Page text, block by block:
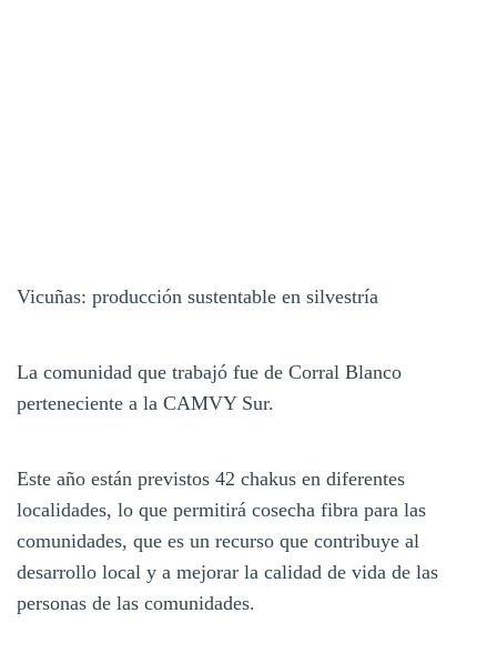
Vicuñas: producción sustentable en silvestría
La comunidad que trabajó fue de Corral Blanco
perteneciente a la CAMVY Sur.
Este año están previstos 42 chakus en diferentes
localidades, lo que permitirá cosecha fibra para las
comunidades, que es un recurso que contribuye al
desarrollo local y a mejorar la calidad de vida de las
personas de las comunidades.